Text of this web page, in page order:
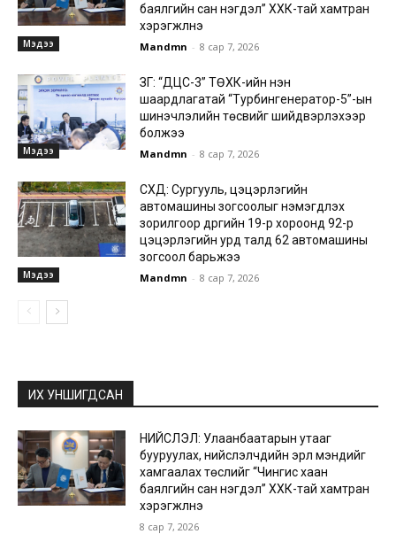
Мэдээ
баялгийн сан нэгдэл” ХХК-тай хамтран
хэрэгжүүлнэ
Mandmn - 8 сар 7, 2026
Мэдээ
ЗГ: “ДЦС-3” ТӨХК-ийн нэн
шаардлагатай “Турбингенератор-5”-ын
шинэчлэлийн төсвийг шийдвэрлэхээр
болжээ
Mandmn - 8 сар 7, 2026
Мэдээ
СХД: Сургууль, цэцэрлэгийн
автомашины зогсоолыг нэмэгдүүлэх
зорилгоор дүүргийн 19-р хороонд 92-р
цэцэрлэгийн урд талд 62 автомашины
зогсоол барьжээ
Mandmn - 8 сар 7, 2026
ИХ УНШИГДСАН
НИЙСЛЭЛ: Улаанбаатарын утааг
бууруулах, нийслэлчүүдийн эрүүл мэндийг
хамгаалах төслийг “Чингис хаан
баялгийн сан нэгдэл” ХХК-тай хамтран
хэрэгжүүлнэ
8 сар 7, 2026